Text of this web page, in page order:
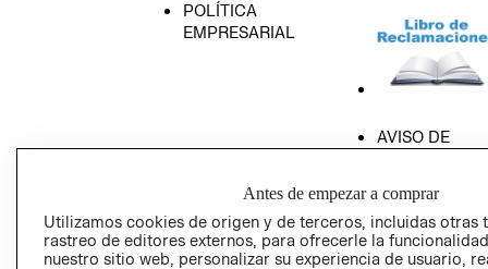
POLÍTICA
EMPRESARIAL
AVISO DE
GIFT CARD
AVISO DE
Antes de empezar a comprar
Utilizamos cookies de origen y de terceros, incluidas otras
rastreo de editores externos, para ofrecerle la
nuestro sitio web, personalizar su experiencia de usuario,